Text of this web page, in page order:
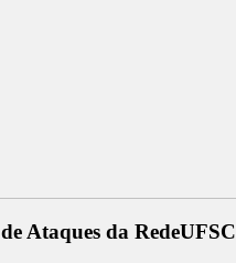
Ataques da RedeUFSC